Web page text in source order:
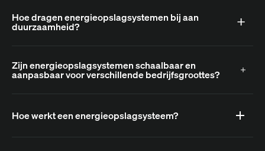
Hoe dragen energieopslagsystemen bij aan
duurzaamheid?
Zijn energieopslagsystemen schaalbaar en
aanpasbaar voor verschillende bedrijfsgroottes?
Hoe werkt een energieopslagsysteem?